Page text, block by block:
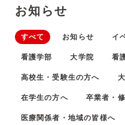
お知らせ
すべて お知らせ イ
看護学部 大学院 看
高校生・受験生の方へ
在学生の方へ 卒業者・
医療関係者・地域の皆様へ